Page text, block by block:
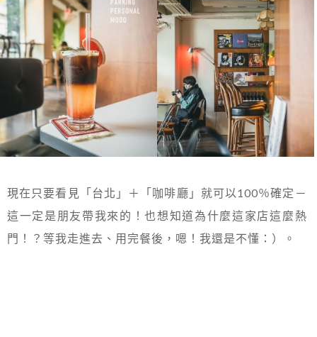
現在只要看見「台北」＋「咖啡廳」就可以100％確定－
這一定是朋友帶我來的！也想知道為什麼這家店這麼熱
門！？等我走進去、用完餐後，嗯！我還是不懂：）。